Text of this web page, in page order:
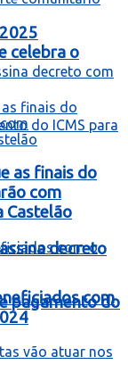
decreto
pagamento do
celebra o
as finais do
com
Castelão
com